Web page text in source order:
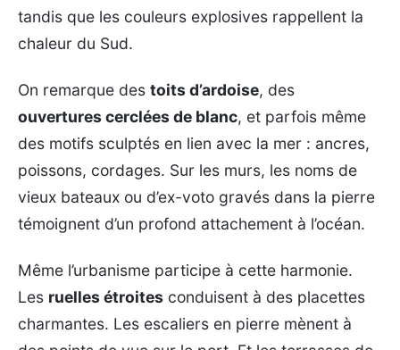
tandis que les couleurs explosives rappellent la
chaleur du Sud.
On remarque des toits d’ardoise, des
ouvertures cerclées de blanc, et parfois même
des motifs sculptés en lien avec la mer : ancres,
poissons, cordages. Sur les murs, les noms de
vieux bateaux ou d’ex-voto gravés dans la pierre
témoignent d’un profond attachement à l’océan.
Même l’urbanisme participe à cette harmonie.
Les ruelles étroites conduisent à des placettes
charmantes. Les escaliers en pierre mènent à